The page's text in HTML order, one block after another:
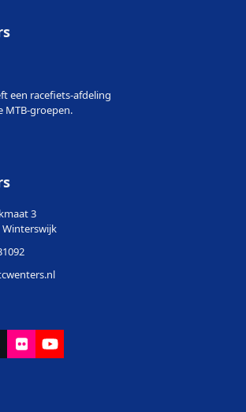
een racefiets-afdeling
MTB-groepen.
3
Winterswijk
FlickrYouTube